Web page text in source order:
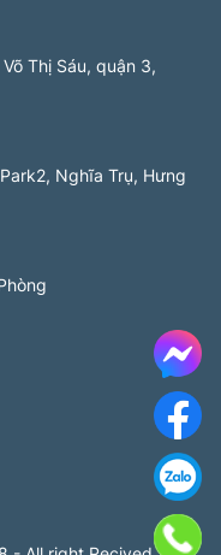
Thị Sáu, quận 3,
Nghĩa Trụ, Hưng